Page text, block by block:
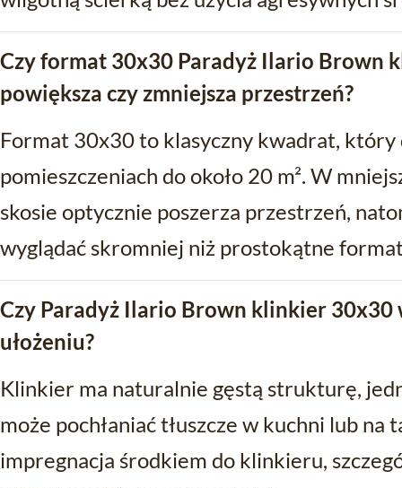
Czy format 30x30 Paradyż Ilario Brown
powiększa czy zmniejsza przestrzeń?
Format 30x30 to klasyczny kwadrat, który
pomieszczeniach do około 20 m². W
skosie optycznie poszerza przestrzeń,
wyglądać skromniej niż prostokątne
Czy Paradyż Ilario Brown klinkier 30x30
ułożeniu?
Klinkier ma naturalnie gęstą strukturę,
może pochłaniać tłuszcze w kuchni lub na
impregnacja środkiem do klinkieru,